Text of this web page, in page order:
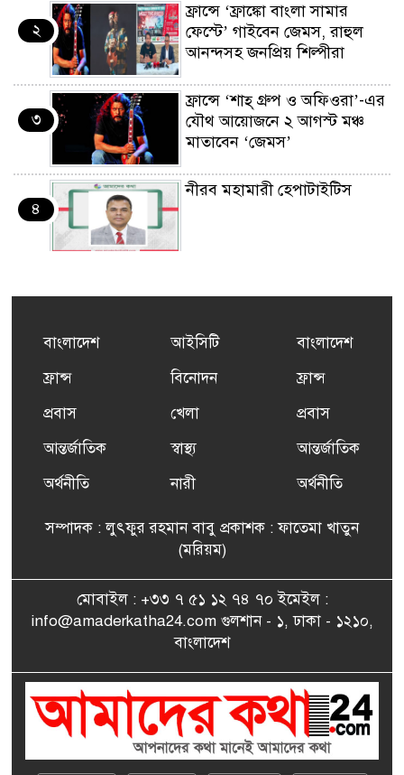
২
ফ্রান্সে ‘ফ্রাঙ্কো বাংলা সামার
ফেস্টে’ গাইবেন জেমস, রাহুল
আনন্দসহ জনপ্রিয় শিল্পীরা
৩
ফ্রান্সে ‘শাহ্ গ্রুপ ও অফিওরা’-এর
যৌথ আয়োজনে ২ আগস্ট মঞ্চ
মাতাবেন ‘জেমস’
৪
নীরব মহামারী হেপাটাইটিস
৫
এর সম্পূর্ণ বিনামূল্যের সুশি
ফ্রান্সসহ ইউরোপীয় দেশসমূহে
দাবদাহ: কারণ, প্রভাব ও করণীয়
ফ্রান্সে সংবর্ধিত হলেন যুক্তরাজ্য
বিএনপি’র আহ্বায়ক কমিটির
সাংবাদিকতায় কৃতিত্বের পুরস্কার
এমপি মমতাজ আলোকে
জেলা প্রবাসী এসোসিয়েশন’
বেদে সম্প্রদায় নিয়ে প্যারিসে
তথ্য-চলচ্চিত্র “ভাসমান জীবন”
বাংলাদেশ
ফ্রান্স
প্রবাস
আন্তর্জাতিক
অর্থনীতি
আইসিটি
বিনোদন
খেলা
স্বাস্থ্য
নারী
বাংলাদেশ
ফ্রান্স
প্রবাস
আন্তর্জাতিক
অর্থনীতি
সম্পাদক : লুৎফুর রহমান বাবু প্রকাশক : ফাতেমা খাতুন
(মরিয়ম)
মোবাইল : +৩৩ ৭ ৫১ ১২ ৭৪ ৭০ ইমেইল :
info@amaderkatha24.com গুলশান - ১, ঢাকা - ১২১০,
বাংলাদেশ